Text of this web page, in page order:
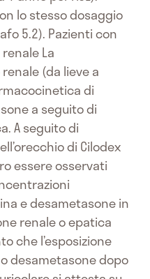
lo stesso dosaggio
5.2). Pazienti con
La
(da lieve a
di
a seguito di
A seguito di
di Cilodex
essere osservati
e desametasone in
renale o epatica
che l’esposizione
desametasone dopo